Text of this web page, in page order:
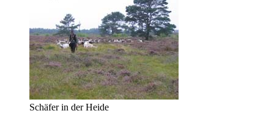
Schäfer in der Heide